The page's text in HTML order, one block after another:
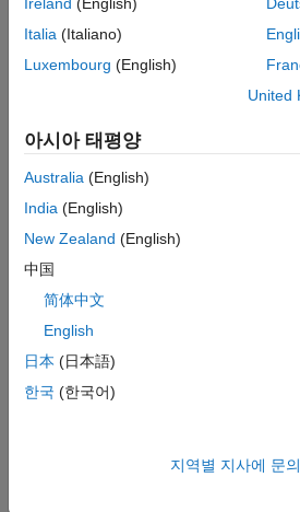
참여 L
1
순위
Italia (Italiano)
Luxembourg (English)
United
아시아 태평양
Australia (English)
India (English)
New Zealand (English)
中国
简体中文
English
日本 (日本語)
한국 (한국어)
지역별 지사에 문의